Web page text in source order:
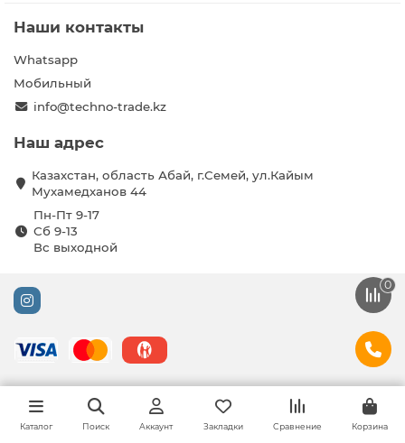
Наши контакты
Whatsapp
Мобильный
info@techno-trade.kz
Наш адрес
Казахстан, область Абай, г.Семей, ул.Кайым
Мухамедханов 44
Пн-Пт 9-17
Сб 9-13
Вс выходной
0
Каталог Поиск Аккаунт Закладки Сравнение Корзина